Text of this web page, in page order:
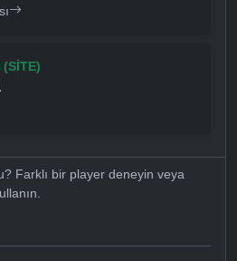
(SITE)
Farklı bir player deneyin veya